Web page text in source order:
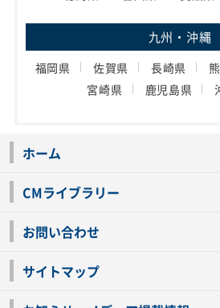
九州・沖縄
福岡県 佐賀県 長崎県
宮崎県
鹿児島県
ホーム
CMライブラリー
お問い合わせ
サイトマップ